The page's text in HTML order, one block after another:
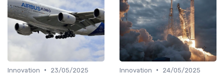
Innovation •
23/05/2025
Innovation •
24/05/2025